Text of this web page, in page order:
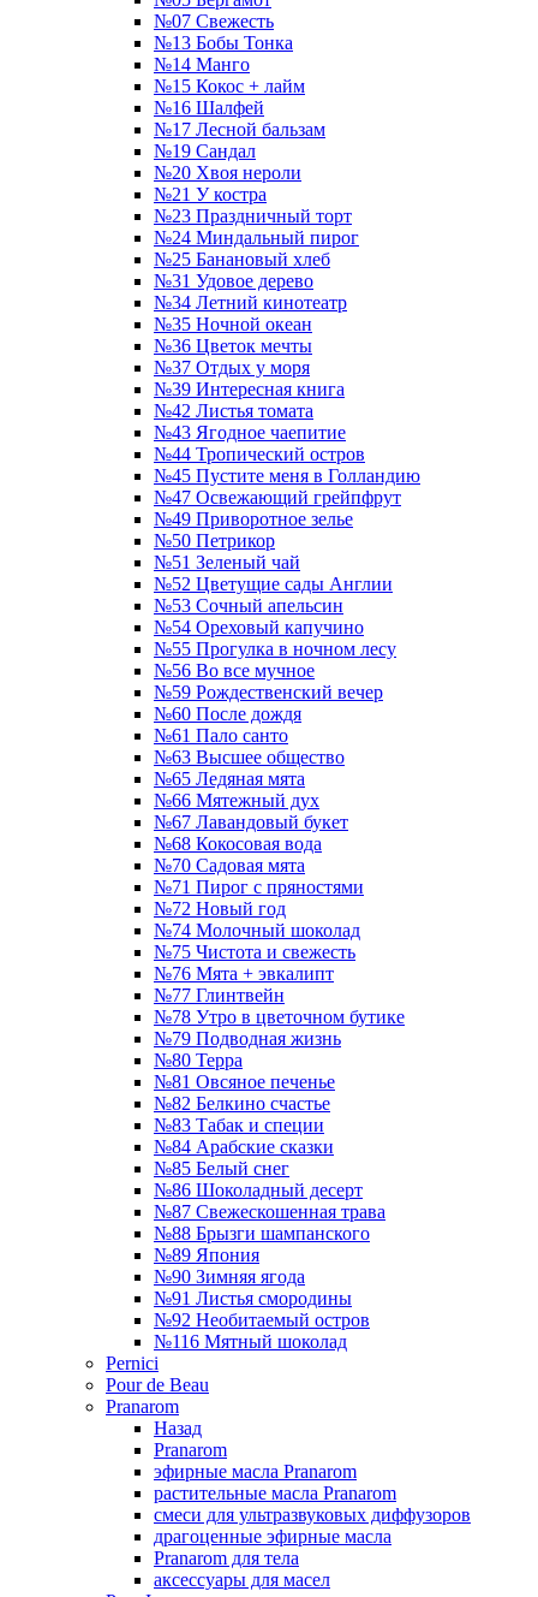
№07 Свежесть
№13 Бобы Тонка
№14 Манго
№15 Кокос + лайм
№16 Шалфей
№17 Лесной бальзам
№19 Сандал
№20 Хвоя нероли
№21 У костра
№23 Праздничный торт
№24 Миндальный пирог
№25 Банановый хлеб
№31 Удовое дерево
№34 Летний кинотеатр
№35 Ночной океан
№36 Цветок мечты
№37 Отдых у моря
№39 Интересная книга
№42 Листья томата
№43 Ягодное чаепитие
№44 Тропический остров
№45 Пустите меня в Голландию
№47 Освежающий грейпфрут
№49 Приворотное зелье
№50 Петрикор
№51 Зеленый чай
№52 Цветущие сады Англии
№53 Сочный апельсин
№54 Ореховый капучино
№55 Прогулка в ночном лесу
№56 Во все мучное
№59 Рождественский вечер
№60 После дождя
№61 Пало санто
№63 Высшее общество
№65 Ледяная мята
№66 Мятежный дух
№67 Лавандовый букет
№68 Кокосовая вода
№70 Садовая мята
№71 Пирог с пряностями
№72 Новый год
№74 Молочный шоколад
№75 Чистота и свежесть
№76 Мята + эвкалипт
№77 Глинтвейн
№78 Утро в цветочном бутике
№79 Подводная жизнь
№80 Терра
№81 Овсяное печенье
№82 Белкино счастье
№83 Табак и специи
№84 Арабские сказки
№85 Белый снег
№86 Шоколадный десерт
№87 Свежескошенная трава
№88 Брызги шампанского
№89 Япония
№90 Зимняя ягода
№91 Листья смородины
№92 Необитаемый остров
№116 Мятный шоколад
Pernici
Pour de Beau
Pranarom
Назад
Pranarom
эфирные масла Pranarom
растительные масла Pranarom
смеси для ультразвуковых диффузоров
драгоценные эфирные масла
Pranarom для тела
аксессуары для масел